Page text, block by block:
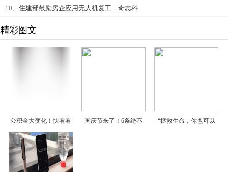
10、 住建部鼓励房企应用无人机复工，奇志科
精彩图文
公积金大变化！快看看 国庆节来了！6条绝不 “拯救生命，你也可以